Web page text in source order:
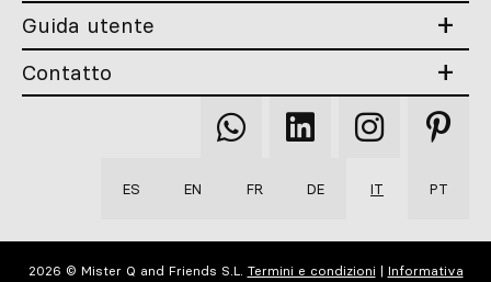
Guida utente
Contatto
Qooqer
WhatsApp
Qooqer
Linkedin
Qooqer
Instagram
Qooqer
ES EN FR DE IT PT
2026 © Mister Q and Friends S.L. Termini e condizioni | Informativa